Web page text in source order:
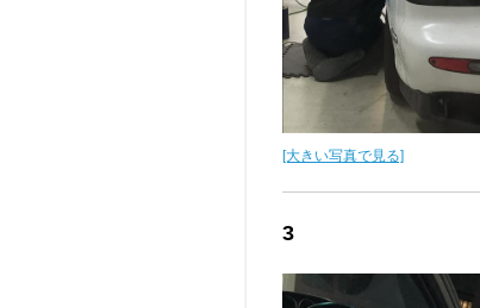
[大きい写真で見る]
3